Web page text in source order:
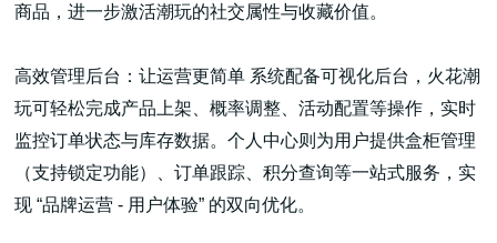
商品，进一步激活潮玩的社交属性与收藏价值。
高效管理后台：让运营更简单 系统配备可视化后台，火花潮
玩可轻松完成产品上架、概率调整、活动配置等操作，实时
监控订单状态与库存数据。个人中心则为用户提供盒柜管理
（支持锁定功能）、订单跟踪、积分查询等一站式服务，实
现 “品牌运营 - 用户体验” 的双向优化。